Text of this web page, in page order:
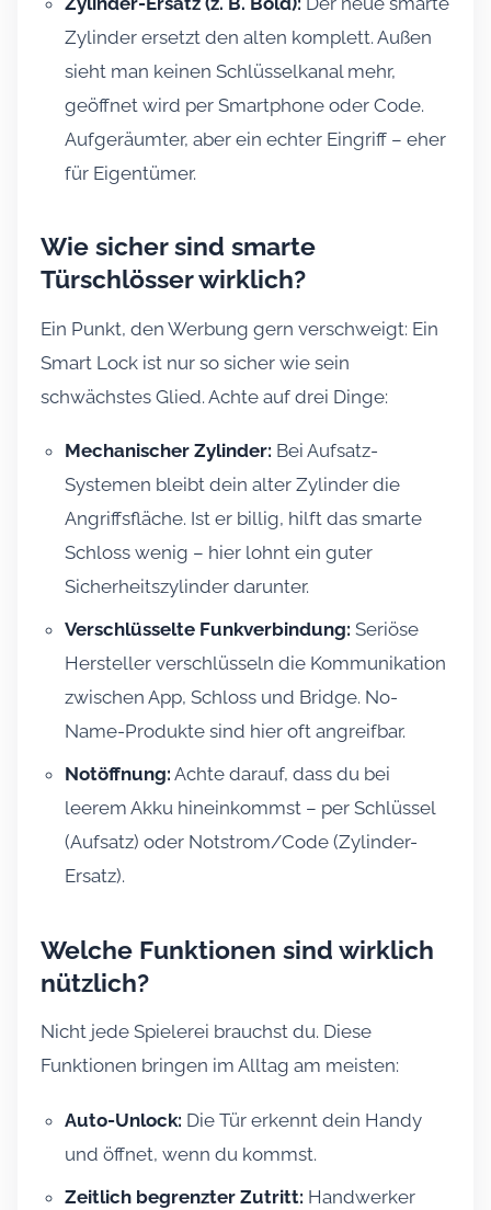
Zylinder ersetzt den alten komplett. Außen
sieht man keinen Schlüsselkanal mehr,
geöffnet wird per Smartphone oder Code.
Aufgeräumter, aber ein echter Eingriff – eher
für Eigentümer.
Wie sicher sind smarte
Türschlösser wirklich?
Ein Punkt, den Werbung gern verschweigt: Ein
Smart Lock ist nur so sicher wie sein
schwächstes Glied. Achte auf drei Dinge:
Mechanischer Zylinder: Bei Aufsatz-
Systemen bleibt dein alter Zylinder die
Angriffsfläche. Ist er billig, hilft das smarte
Schloss wenig – hier lohnt ein guter
Sicherheitszylinder darunter.
Verschlüsselte Funkverbindung: Seriöse
Hersteller verschlüsseln die Kommunikation
zwischen App, Schloss und Bridge. No-
Name-Produkte sind hier oft angreifbar.
Notöffnung: Achte darauf, dass du bei
leerem Akku hineinkommst – per Schlüssel
(Aufsatz) oder Notstrom/Code (Zylinder-
Ersatz).
Welche Funktionen sind wirklich
nützlich?
Nicht jede Spielerei brauchst du. Diese
Funktionen bringen im Alltag am meisten:
Auto-Unlock: Die Tür erkennt dein Handy
und öffnet, wenn du kommst.
Zeitlich begrenzter Zutritt: Handwerker